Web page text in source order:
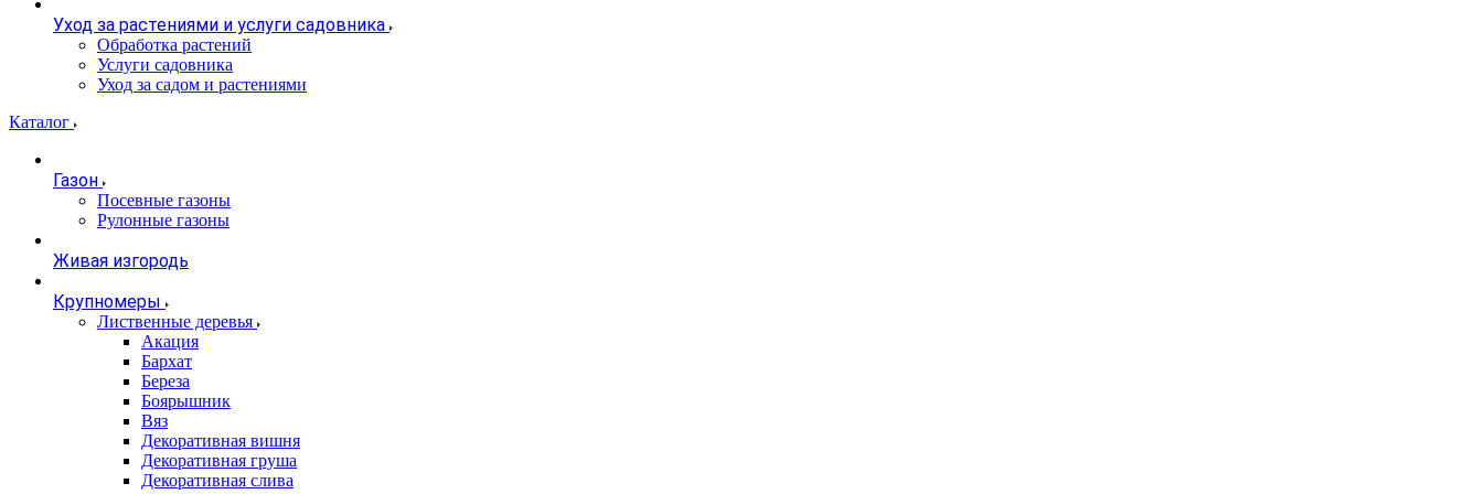
Уход за растениями и услуги садовника
Обработка растений
Услуги садовника
Уход за садом и растениями
Каталог
Газон
Посевные газоны
Рулонные газоны
Живая изгородь
Крупномеры
Лиственные деревья
Акация
Бархат
Береза
Боярышник
Вяз
Декоративная вишня
Декоративная груша
Декоративная слива